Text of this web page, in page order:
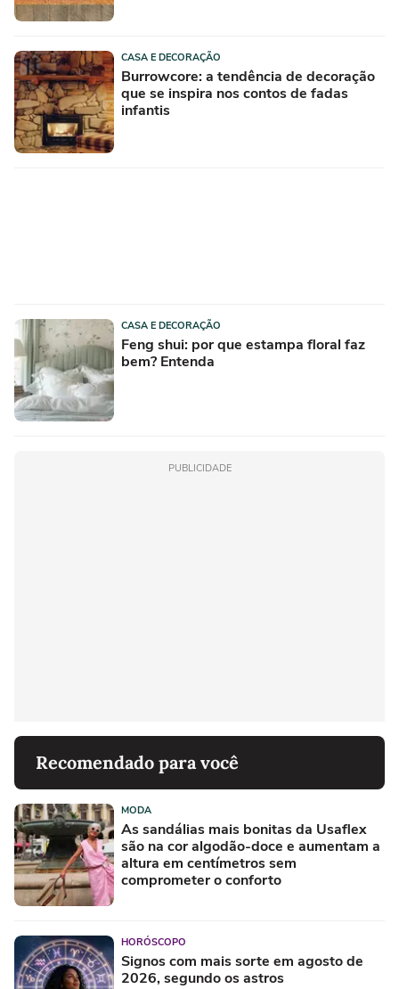
CASA E DECORAÇÃO
Burrowcore: a tendência de decoração
que se inspira nos contos de fadas
infantis
CASA E DECORAÇÃO
Feng shui: por que estampa floral faz
bem? Entenda
PUBLICIDADE
Recomendado para você
MODA
As sandálias mais bonitas da Usaflex
são na cor algodão-doce e aumentam a
altura em centímetros sem
comprometer o conforto
HORÓSCOPO
Signos com mais sorte em agosto de
2026, segundo os astros